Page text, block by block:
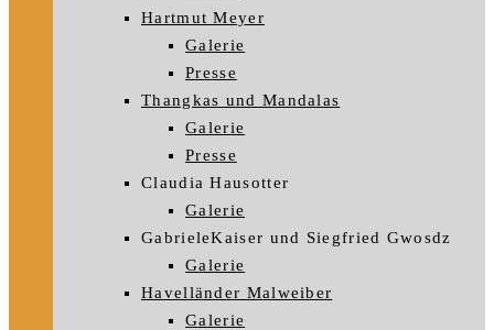
Hartmut Meyer
Galerie
Presse
Thangkas und Mandalas
Galerie
Presse
Claudia Hausotter
Galerie
GabrieleKaiser und Siegfried Gwosdz
Galerie
Havelländer Malweiber
Galerie